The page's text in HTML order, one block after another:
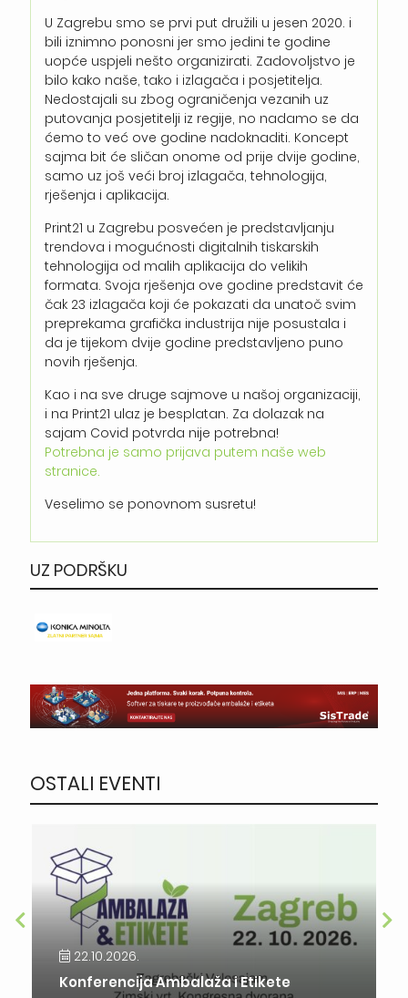
U Zagrebu smo se prvi put družili u jesen 2020. i
bili iznimno ponosni jer smo jedini te godine
uopće uspjeli nešto organizirati. Zadovoljstvo je
bilo kako naše, tako i izlagača i posjetitelja.
Nedostajali su zbog ograničenja vezanih uz
putovanja posjetitelji iz regije, no nadamo se da
ćemo to već ove godine nadoknaditi. Koncept
sajma bit će sličan onome od prije dvije godine,
samo uz još veći broj izlagača, tehnologija,
rješenja i aplikacija.
Print21 u Zagrebu posvećen je predstavljanju
trendova i mogućnosti digitalnih tiskarskih
tehnologija od malih aplikacija do velikih
formata. Svoja rješenja ove godine predstavit će
čak 23 izlagača koji će pokazati da unatoč svim
preprekama grafička industrija nije posustala i
da je tijekom dvije godine predstavljeno puno
novih rješenja.
Kao i na sve druge sajmove u našoj organizaciji,
i na Print21 ulaz je besplatan. Za dolazak na
sajam Covid potvrda nije potrebna!
Potrebna je samo prijava putem naše web
stranice.
Veselimo se ponovnom susretu!
UZ PODRŠKU
OSTALI EVENTI
22.10.2026.
Konferencija Ambalaža i Etikete